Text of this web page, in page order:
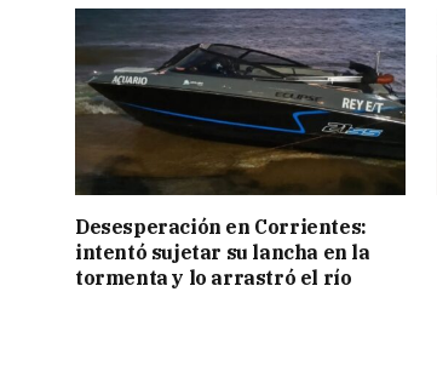
Desesperación en Corrientes:
intentó sujetar su lancha en la
tormenta y lo arrastró el río